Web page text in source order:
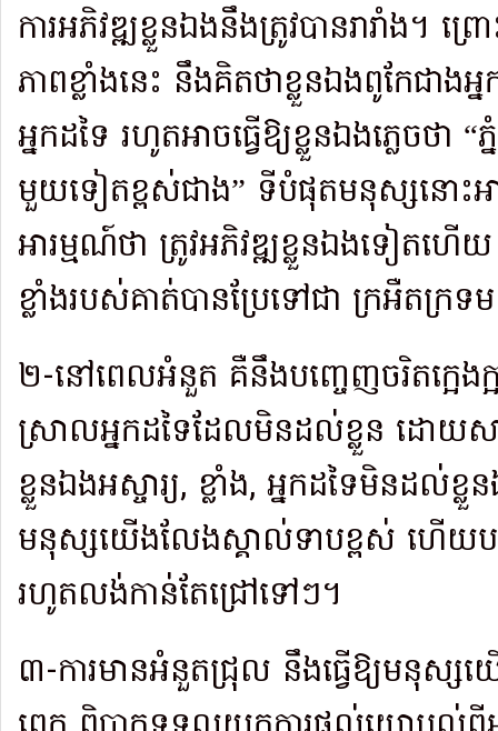
ការអភិវឌ្ឍខ្លួនឯងនឹងត្រូវបានរារាំង។ ព្
ភាពខ្លាំងនេះ នឹងគិតថាខ្លួនឯងពូកែជាងអ្
អ្នកដទៃ រហូតអាចធ្វើឱ្យខ្លួនឯងភ្លេចថា
មួយទៀតខ្ពស់ជាង” ទីបំផុតមនុស្សនោះអ
អារម្មណ៍ថា ត្រូវអភិវឌ្ឍខ្លួនឯងទៀតហើ
ខ្លាំងរបស់គាត់បានប្រែទៅជា ក្រអឺតក្រទ
២-នៅពេលអំនួត គឺនឹងបញ្ចេញចរិតក្អេង
ស្រាលអ្នកដទៃដែលមិនដល់ខ្លួន ដោយសា
ខ្លួនឯងអស្ចារ្យ, ខ្លាំង, អ្នកដទៃមិនដល់ខ្
មនុស្សយើងលែងស្គាល់ទាបខ្ពស់ ហើយប
រហូតលង់កាន់តែជ្រៅទៅៗ។
៣-ការមានអំនួតជ្រុល នឹងធ្វើឱ្យមនុស្សយ